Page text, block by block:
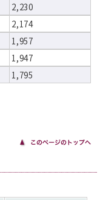
2,230
2,174
1,957
1,947
1,795